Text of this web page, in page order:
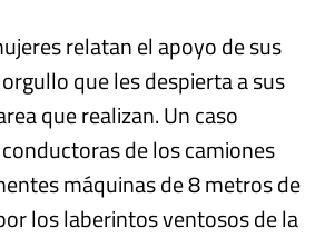
relatan el apoyo de sus
que les despierta a sus
que realizan. Un caso
de los camiones
máquinas de 8 metros de
los laberintos ventosos de la